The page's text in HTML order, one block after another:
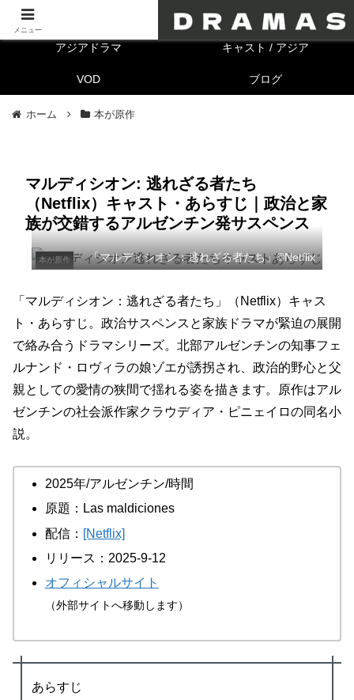
キャスト/海外
アジアドラマ キャスト / アジア
VOD ブログ
ホーム 本が原作
マルディシオン: 逃れざる者たち
（Netflix）キャスト・あらすじ｜政治と家
族が交錯するアルゼンチン発サスペンス
本が原作 「マルディシオン：逃れざる者たち」©Netflix
「マルディシオン：逃れざる者たち」（Netflix）キャス
ト・あらすじ。政治サスペンスと家族ドラマが緊迫の展開
で絡み合うドラマシリーズ。北部アルゼンチンの知事フェ
ルナンド・ロヴィラの娘ゾエが誘拐され、政治的野心と父
親としての愛情の狭間で揺れる姿を描きます。原作はアル
ゼンチンの社会派作家クラウディア・ピニェイロの同名小
説。
2025年/アルゼンチン/時間
原題：Las maldiciones
配信： [Netflix]
リリース：2025-9-12
オフィシャルサイト
（外部サイトへ移動します）
あらすじ
メニュー